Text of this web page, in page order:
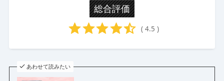
総合評価
( 4.5 )
あわせて読みたい